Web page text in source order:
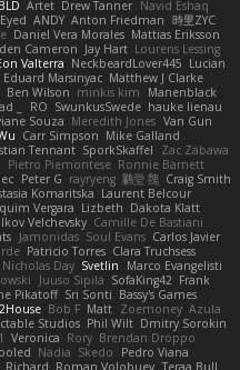
Artet Drew Tanner Navid Eshaq
ANDY Anton Friedman 時里ZYC
Daniel Vera Morales Mattias Eriksson
Cameron Jay Hart Lourens Lessing
Valterra NeckbeardLover445 Lucian
Eduard Marsinyac Matthew J Clarke
Ben Wilson minkis kim
Manenblack
_ RO SwunkusSwede hauke lienau
Souza Meredith Jones Van Gun
Carr Simpson Mike Galland
Tennant SporkSkaffel
Zac Zabawa
Pietro Piemontese Ronnie Barnett
Peter G rayryeng 鸝瑩 魏 Craig Smith
Komaritska Laurent Belcour
Vergara Lizbeth Dakota Klatt
Velchevsky Camille De Bastiani
Jamonidas Soul Evans Carlos Javier
Patricio Torres Clara Truchsess
Nicholas Day Svetlin
Marco Evangelisti
Juuso Sipilä SofaKing42 Frank
Pikatoff Sri Sonti Bassy's Games
Bob F Matt Zoemoney Azula
Studios Phil Wilt Dmitry Sorokin
Veronica Rory Brendan Droppo
Nadia Skedo
Pedro Viana
Richard Roman Volobuev Teraa Bull